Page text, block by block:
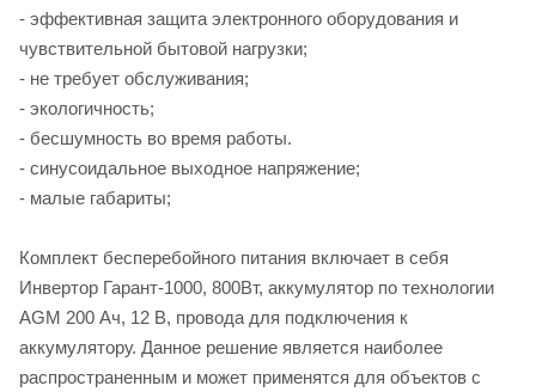
- эффективная защита электронного оборудования и
чувствительной бытовой нагрузки;
- не требует обслуживания;
- экологичность;
- бесшумность во время работы.
- синусоидальное выходное напряжение;
- малые габариты;
Комплект бесперебойного питания включает в себя
Инвертор Гарант-1000, 800Вт, аккумулятор по технологии
AGM 200 Ач, 12 В, провода для подключения к
аккумулятору. Данное решение является наиболее
распространенным и может применятся для объектов с